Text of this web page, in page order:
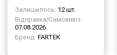
Залишилось: 12 шт.
Відправка/Самовивіз:
07.08.2026
Бренд: FARTEK